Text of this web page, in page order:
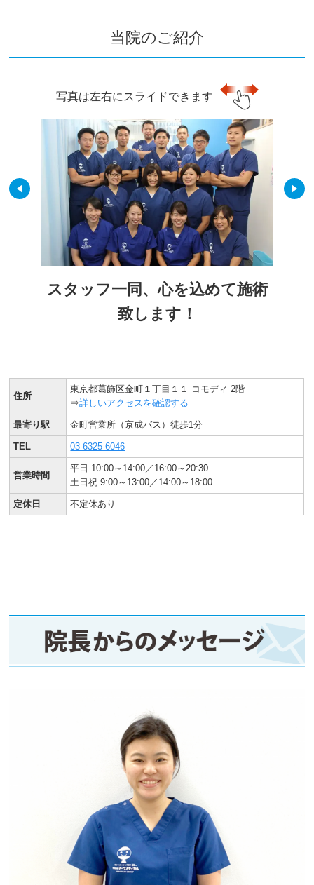
当院のご紹介
写真は左右にスライドできます
スタッフ一同、心を込めて施術
致します！
住所
東京都葛飾区金町１丁目１１ コモディ 2階
⇒詳しいアクセスを確認する
最寄り駅 金町営業所（京成バス）徒歩1分
TEL 03-6325-6046
営業時間
平日 10:00～14:00／16:00～20:30
土日祝 9:00～13:00／14:00～18:00
定休日 不定休あり